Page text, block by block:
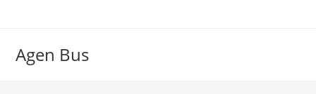
Agen Bus